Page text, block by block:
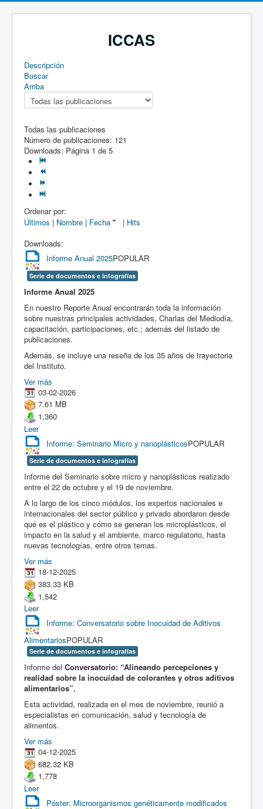
ICCAS
Descripción
Buscar
Arriba
Todas las publicaciones
Número de publicaciones: 121
Downloads: Página 1 de 5
Ordenar por:
Últimos | Nombre | Fecha | Hits
Downloads:
Informe Anual 2025POPULAR
Serie de documentos e infografías
Informe Anual 2025
En nuestro Reporte Anual encontrarán toda la información
sobre nuestras principales actividades, Charlas del Mediodía,
capacitación, participaciones, etc.; además del listado de
publicaciones.
Además, se incluye una reseña de los 35 años de trayectoria
del Instituto.
Ver más
03-02-2026
7.61 MB
1,360
Leer
Informe: Seminario Micro y nanoplásticosPOPULAR
Serie de documentos e infografías
Informe del Seminario sobre micro y nanoplásticos realizado
entre el 22 de octubre y el 19 de noviembre.
A lo largo de los cinco módulos, los expertos nacionales e
internacionales del sector público y privado abordaron desde
qué es el plástico y cómo se generan los microplásticos, el
impacto en la salud y el ambiente, marco regulatorio, hasta
nuevas tecnologías, entre otros temas.
Ver más
18-12-2025
383.33 KB
1,542
Leer
Informe: Conversatorio sobre Inocuidad de Aditivos
AlimentariosPOPULAR
Serie de documentos e infografías
Informe del Conversatorio: “Alineando percepciones y
realidad sobre la inocuidad de colorantes y otros aditivos
alimentarios”.
Esta actividad, realizada en el mes de noviembre, reunió a
especialistas en comunicación, salud y tecnología de
alimentos.
Ver más
04-12-2025
682.32 KB
1,778
Leer
Póster: Microorganismos genéticamente modificados